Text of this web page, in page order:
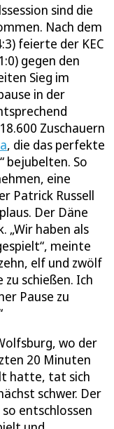
sind die
Nach dem
feierte der KEC
gegen den
Sieg im
in der
Zuschauern
, die das perfekte
bejubelten. So
eine
Patrick Russell
Der Däne
„Wir haben als
meinte
elf und zwölf
schießen. Ich
Pause zu
wo der
20 Minuten
hatte, tat sich
schwer. Der
entschlossen